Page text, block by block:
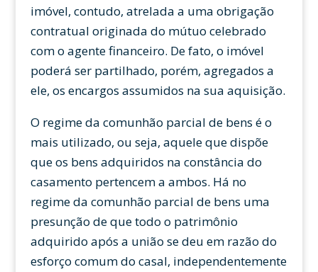
imóvel, contudo, atrelada a uma obrigação
contratual originada do mútuo celebrado
com o agente financeiro. De fato, o imóvel
poderá ser partilhado, porém, agregados a
ele, os encargos assumidos na sua aquisição.
O regime da comunhão parcial de bens é o
mais utilizado, ou seja, aquele que dispõe
que os bens adquiridos na constância do
casamento pertencem a ambos. Há no
regime da comunhão parcial de bens uma
presunção de que todo o patrimônio
adquirido após a união se deu em razão do
esforço comum do casal, independentemente